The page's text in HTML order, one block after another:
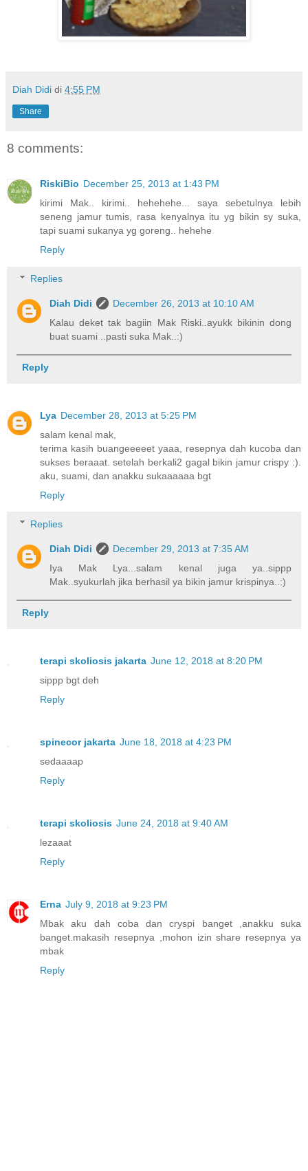
Diah Didi di 4:55 PM
Share
8 comments:
RiskiBio December 25, 2013 at 1:43 PM
kirimi Mak.. kirimi.. hehehehe... saya sebetulnya lebih
seneng jamur tumis, rasa kenyalnya itu yg bikin sy suka,
tapi suami sukanya yg goreng.. hehehe
Reply
Replies
Diah Didi
December 26, 2013 at 10:10 AM
Kalau deket tak bagiin Mak Riski..ayukk bikinin dong
buat suami ..pasti suka Mak..:)
Reply
Lya December 28, 2013 at 5:25 PM
salam kenal mak,
terima kasih buangeeeeet yaaa, resepnya dah kucoba dan
sukses beraaat. setelah berkali2 gagal bikin jamur crispy :).
aku, suami, dan anakku sukaaaaaa bgt
Reply
Replies
Diah Didi
December 29, 2013 at 7:35 AM
Iya Mak Lya...salam kenal juga ya..sippp
Mak..syukurlah jika berhasil ya bikin jamur krispinya..:)
Reply
terapi skoliosis jakarta June 12, 2018 at 8:20 PM
sippp bgt deh
Reply
spinecor jakarta June 18, 2018 at 4:23 PM
sedaaaap
Reply
terapi skoliosis June 24, 2018 at 9:40 AM
lezaaat
Reply
Erna July 9, 2018 at 9:23 PM
Mbak aku dah coba dan cryspi banget ,anakku suka
banget.makasih resepnya ,mohon izin share resepnya ya
mbak
Reply